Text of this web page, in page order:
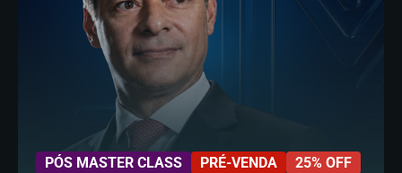
PÓS MASTER CLASS PRÉ-VENDA 25% OFF